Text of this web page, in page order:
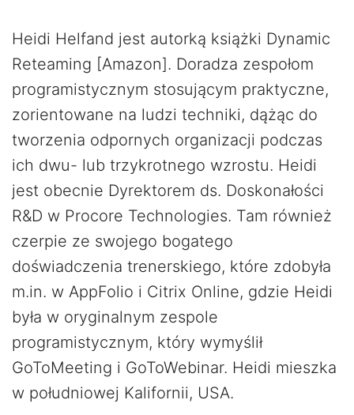
Heidi Helfand jest autorką książki Dynamic
Reteaming [Amazon]. Doradza zespołom
programistycznym stosującym praktyczne,
zorientowane na ludzi techniki, dążąc do
tworzenia odpornych organizacji podczas
ich dwu- lub trzykrotnego wzrostu. Heidi
jest obecnie Dyrektorem ds. Doskonałości
R&D w Procore Technologies. Tam również
czerpie ze swojego bogatego
doświadczenia trenerskiego, które zdobyła
m.in. w AppFolio i Citrix Online, gdzie Heidi
była w oryginalnym zespole
programistycznym, który wymyślił
GoToMeeting i GoToWebinar. Heidi mieszka
w południowej Kalifornii, USA.